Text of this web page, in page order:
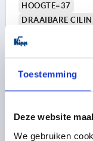
Toestemming
Deze website
We gebruiken
HOOGTE=37
DRAAIBARE
Bestelnummer:
23,27 €
excl. BTW
K0161 MDG